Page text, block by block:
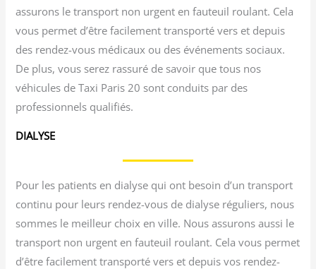
assurons le transport non urgent en fauteuil roulant. Cela
vous permet d’être facilement transporté vers et depuis
des rendez-vous médicaux ou des événements sociaux.
De plus, vous serez rassuré de savoir que tous nos
véhicules de Taxi Paris 20 sont conduits par des
professionnels qualifiés.
DIALYSE
Pour les patients en dialyse qui ont besoin d’un transport
continu pour leurs rendez-vous de dialyse réguliers, nous
sommes le meilleur choix en ville. Nous assurons aussi le
transport non urgent en fauteuil roulant. Cela vous permet
d’être facilement transporté vers et depuis vos rendez-